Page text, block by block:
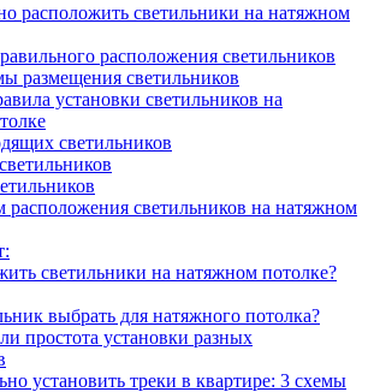
расположить светильники на натяжном
расположения светильников
размещения светильников
установки светильников на
светильников
расположения светильников на натяжном
светильники на натяжном потолке?
выбрать для натяжного потолка?
простота установки разных
установить треки в квартире: 3 схемы